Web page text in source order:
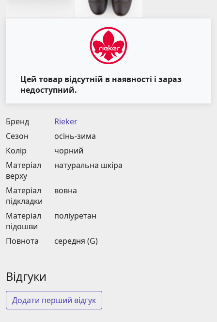
Цей товар відсутній в наявності і зараз
недоступний.
Бренд
Rieker
Сезон
осінь-зима
Колір
чорний
Матеріал
верху
натуральна шкіра
Матеріал
підкладки
вовна
Матеріал
підошви
поліуретан
Повнота середня (G)
Відгуки
Додати перший відгук